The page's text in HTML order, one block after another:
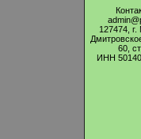
127474, г.
60,
ИНН